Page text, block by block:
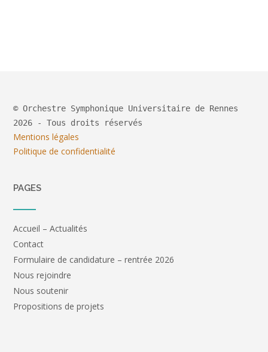
© Orchestre Symphonique Universitaire de Rennes
2026 - Tous droits réservés
Mentions légales
Politique de confidentialité
PAGES
Accueil – Actualités
Contact
Formulaire de candidature – rentrée 2026
Nous rejoindre
Nous soutenir
Propositions de projets